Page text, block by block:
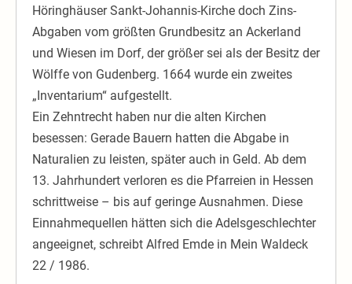
Höringhäuser Sankt-Johannis-Kirche doch Zins-
Abgaben vom größten Grundbesitz an Ackerland
und Wiesen im Dorf, der größer sei als der Besitz der
Wölffe von Gudenberg. 1664 wurde ein zweites
„Inventarium“ aufgestellt.
Ein Zehntrecht haben nur die alten Kirchen
besessen: Gerade Bauern hatten die Abgabe in
Naturalien zu leisten, später auch in Geld. Ab dem
13. Jahrhundert verloren es die Pfarreien in Hessen
schrittweise – bis auf geringe Ausnahmen. Diese
Einnahmequellen hätten sich die Adelsgeschlechter
angeeignet, schreibt Alfred Emde in Mein Waldeck
22 / 1986.